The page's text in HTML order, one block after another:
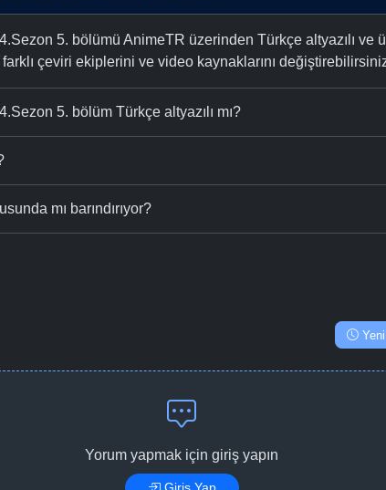
5. bölümü AnimeTR üzerinden Türkçe altyazılı ve
çeviri ekiplerini ve video kaynaklarını
5. bölüm Türkçe altyazılı mı?
mı barındırıyor?
Yeni
Yorum yapmak için giriş yapın